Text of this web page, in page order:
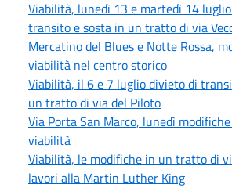
Viabilità, lunedì 13 e martedì 14
transito e sosta in un tratto di via
Mercatino del Blues e Notte Rossa,
viabilità nel centro storico
Viabilità, il 6 e 7 luglio divieto di
un tratto di via del Piloto
Via Porta San Marco, lunedì
viabilità
Viabilità, le modifiche in un tratto di
lavori alla Martin Luther King